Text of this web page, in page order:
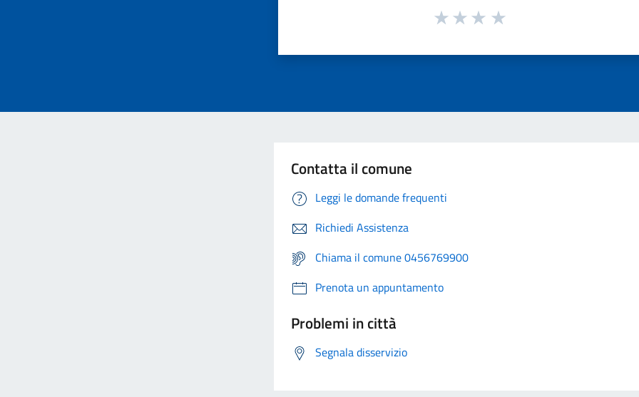
Contatta il comune
Leggi le domande frequenti
Richiedi Assistenza
Chiama il comune 0456769900
Prenota un appuntamento
Problemi in città
Segnala disservizio